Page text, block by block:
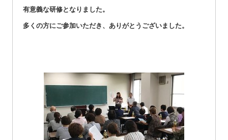
有意義な研修となりました。
多くの方にご参加いただき、ありがとうございました。